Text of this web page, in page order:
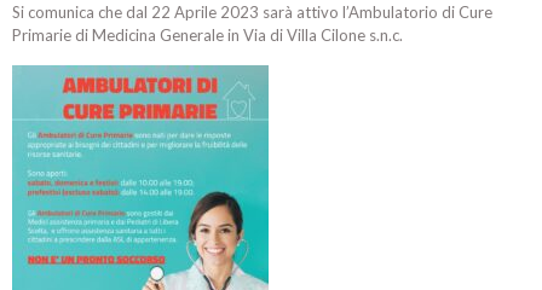
Si comunica che dal 22 Aprile 2023 sarà attivo l’Ambulatorio di Cure
Primarie di Medicina Generale in Via di Villa Cilone s.n.c.